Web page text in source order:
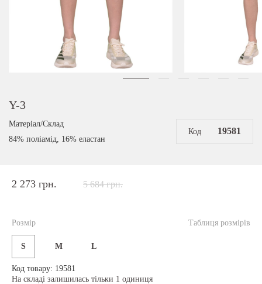
Y-3
Матеріал/Склад
84% поліамід, 16% еластан
Код 19581
2 273 грн. 5 684 грн.
Таблиця розмірів
Розмір
S M L
Код товару: 19581
На складі залишилась тільки 1 одиниця